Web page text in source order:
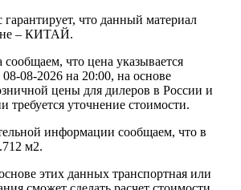
что данный материал
– КИТАЙ.
сообщаем, что цена указывается
08-2026 на 20:00, на основе
цены для дилеров в России и
требуется уточнение стоимости.
информации сообщаем, что в
м2.
этих данных транспортная или